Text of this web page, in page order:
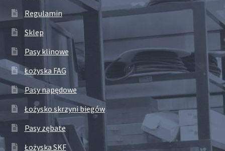
Regulamin
Sklep
Pasy klinowe
Łożyska FAG
Pasy napędowe
Łożysko skrzyni biegów
Pasy zębate
Łożyska SKF